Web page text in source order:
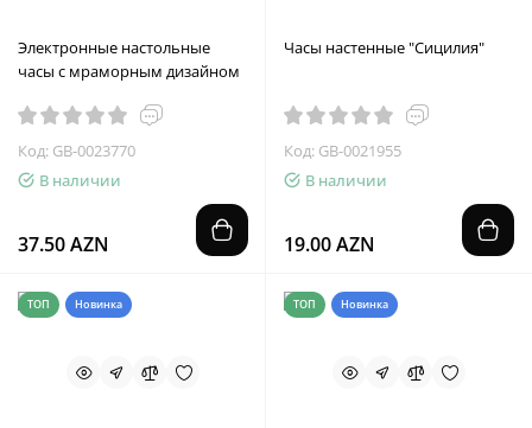
Электронные настольные
часы с мраморным дизайном
Код: GB-0023770
В наличии
37.50 AZN
Часы настенные "Сицилия"
Код: GB-0021955
В наличии
19.00 AZN
ТОП Новинка ТОП Новинка